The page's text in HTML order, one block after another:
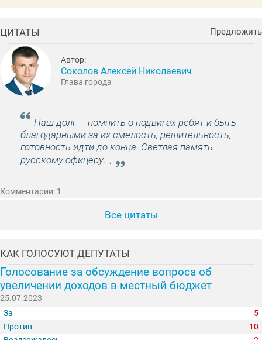
ЦИТАТЫ Предложить
Автор:
Соколов Алексей Николаевич
Глава города
Наш долг – помнить о подвигах ребят и быть
благодарными за их смелость, решительность,
готовность идти до конца. Светлая память
русскому офицеру…,
Комментарии: 1
Все цитаты
КАК ГОЛОСУЮТ ДЕПУТАТЫ
Голосование за обсуждение вопроса об
увеличении доходов в местный бюджет
25.07.2023
За
5
Против
10